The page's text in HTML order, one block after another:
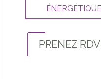
PRENEZ